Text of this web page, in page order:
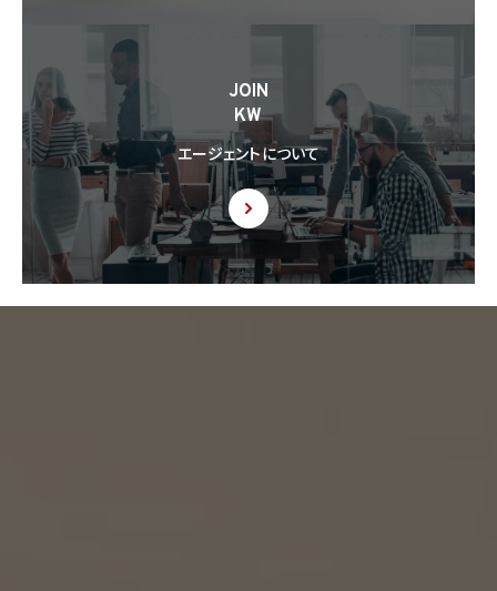
JOIN
KW
エージェントについて